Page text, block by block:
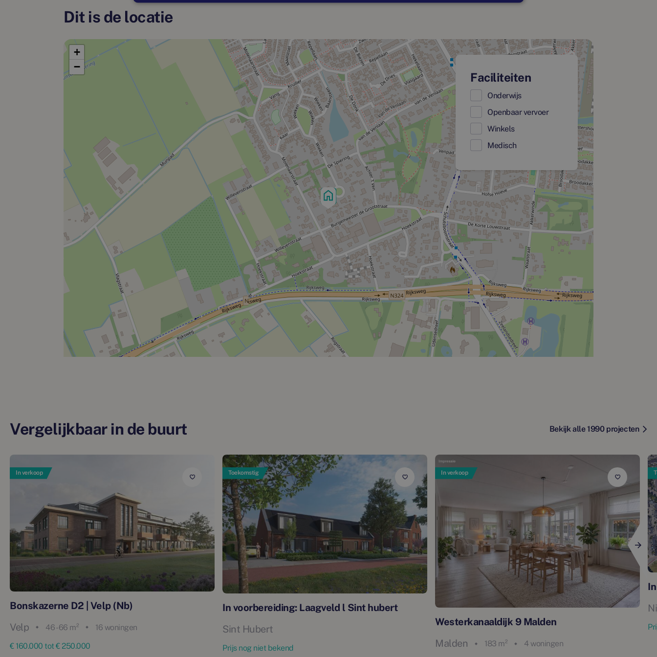
Dit is de locatie
+
−
Faciliteiten
Onderwijs
Openbaar vervoer
Winkels
Medisch
Vergelijkbaar in de buurt Bekijk alle 1990 projecten
In verkoop
Bonskazerne D2 | Velp (Nb)
Velp
46 - 66 m²
16 woningen
€ 160.000 tot € 250.000
Toekomstig
In voorbereiding: Laagveld l Sint hubert
Sint Hubert
Prijs nog niet bekend
In verkoop
Westerkanaaldijk 9 Malden
Malden
183 m² 4 woningen